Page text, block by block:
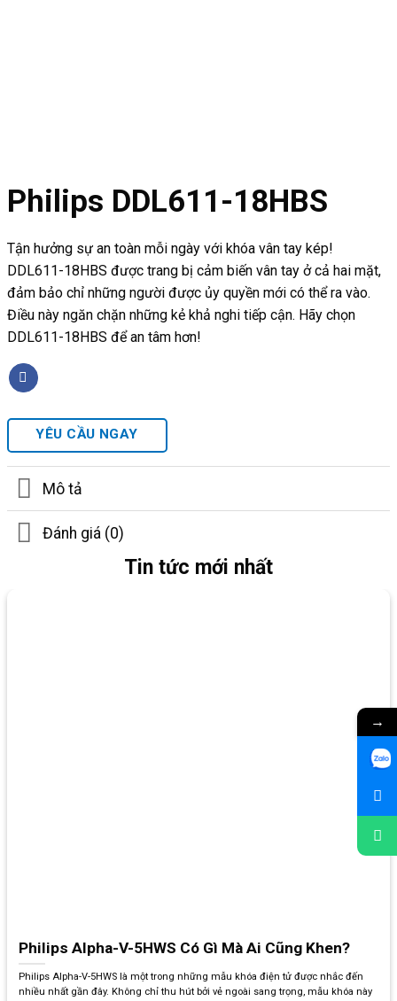
Philips DDL611-18HBS
Tận hưởng sự an toàn mỗi ngày với khóa vân tay kép!
DDL611-18HBS được trang bị cảm biến vân tay ở cả hai mặt,
đảm bảo chỉ những người được ủy quyền mới có thể ra vào.
Điều này ngăn chặn những kẻ khả nghi tiếp cận. Hãy chọn
DDL611-18HBS để an tâm hơn!
YÊU CẦU NGAY
Mô tả
Đánh giá (0)
Tin tức mới nhất
Philips Alpha-V-5HWS Có Gì Mà Ai Cũng Khen?
Philips Alpha-V-5HWS là một trong những mẫu khóa điện tử được nhắc đến
nhiều nhất gần đây. Không chỉ thu hút bởi vẻ ngoài sang trọng, mẫu khóa này
→